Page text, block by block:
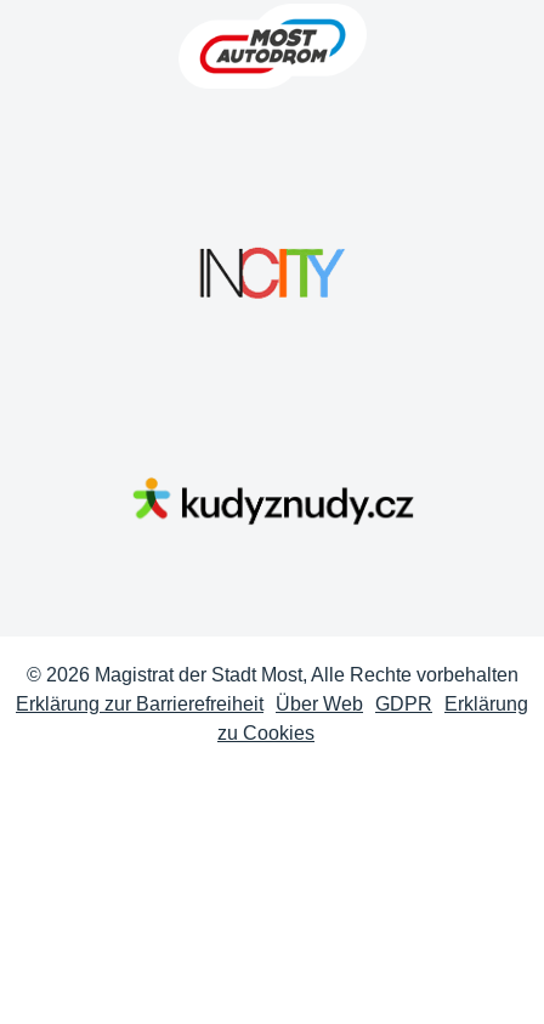
© 2026 Magistrat der Stadt Most, Alle Rechte vorbehalten
Erklärung zur Barrierefreiheit
Über Web GDPR
Erklärung
zu Cookies